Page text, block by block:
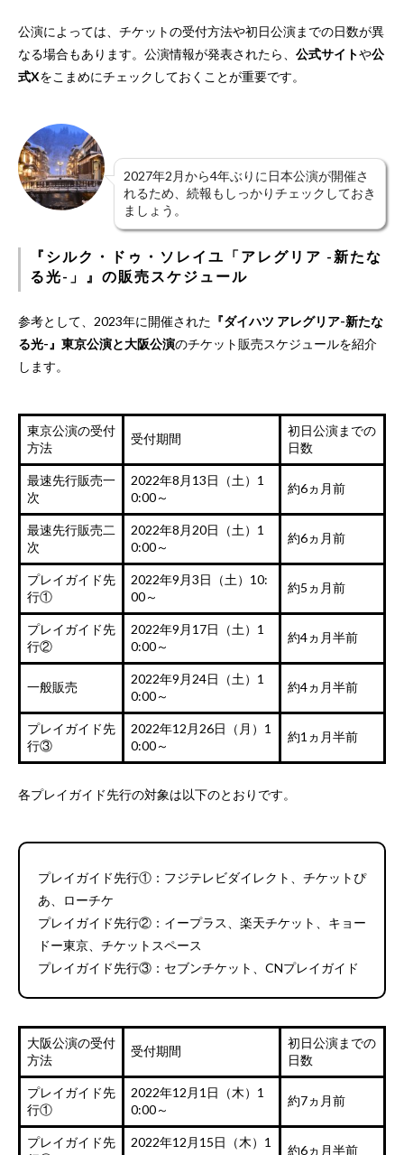
公演によっては、チケットの受付方法や初日公演までの日数が異
なる場合もあります。公演情報が発表されたら、 公式サイトや公
式Xをこまめにチェックしておくことが重要です。
2027年2月から4年ぶりに日本公演が開催さ
れるため、続報もしっかりチェックしておき
ましょう。
『シルク・ドゥ・ソレイユ「アレグリア -新たな
る光-」』の販売スケジュール
参考として、2023年に開催された 『ダイハツ アレグリア-新たな
る光-』東京公演と大阪公演のチケット販売スケジュールを紹介
します。
東京公演の受付
方法
受付期間
初日公演までの
日数
最速先行販売一
次
2022年8月13日（土）1
0:00～
約6ヵ月前
最速先行販売二
次
2022年8月20日（土）1
0:00～
約6ヵ月前
プレイガイド先
行①
2022年9月3日（土）10:
00～
約5ヵ月前
プレイガイド先
行②
2022年9月17日（土）1
0:00～
約4ヵ月半前
一般販売
2022年9月24日（土）1
0:00～
約4ヵ月半前
プレイガイド先
行③
2022年12月26日（月）1
0:00～
約1ヵ月半前
各プレイガイド先行の対象は以下のとおりです。
プレイガイド先行①：フジテレビダイレクト、チケットぴ
あ、ローチケ
プレイガイド先行②：イープラス、楽天チケット、キョー
ドー東京、チケットスペース
プレイガイド先行③：セブンチケット、CNプレイガイド
大阪公演の受付
方法
受付期間
初日公演までの
日数
プレイガイド先
行①
2022年12月1日（木）1
0:00～
約7ヵ月前
プレイガイド先
2022年12月15日（木）1
約6ヵ月半前